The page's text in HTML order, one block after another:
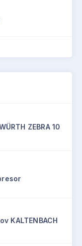
ZEBRA 10
KALTENBACH